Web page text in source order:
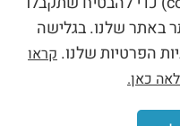
באתר שלנו. בגלישה
הפרטיות שלנו. קראו
כאן.